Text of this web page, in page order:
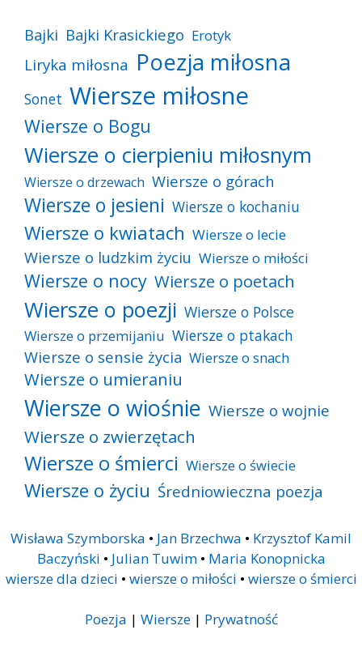
Bajki Bajki Krasickiego Erotyk
Liryka miłosna Poezja miłosna
Sonet Wiersze miłosne
Wiersze o Bogu
Wiersze o cierpieniu miłosnym
Wiersze o drzewach Wiersze o górach
Wiersze o jesieni Wiersze o kochaniu
Wiersze o kwiatach Wiersze o lecie
Wiersze o ludzkim życiu Wiersze o miłości
Wiersze o nocy Wiersze o poetach
Wiersze o poezji Wiersze o Polsce
Wiersze o przemijaniu Wiersze o ptakach
Wiersze o sensie życia Wiersze o snach
Wiersze o umieraniu
Wiersze o wiośnie Wiersze o wojnie
Wiersze o zwierzętach
Wiersze o śmierci Wiersze o świecie
Wiersze o życiu Średniowieczna poezja
Wisława Szymborska • Jan Brzechwa • Krzysztof Kamil
Baczyński • Julian Tuwim• Maria Konopnicka
wiersze dla dzieci • wiersze o miłości • wiersze o śmierci
Poezja | Wiersze| Prywatność